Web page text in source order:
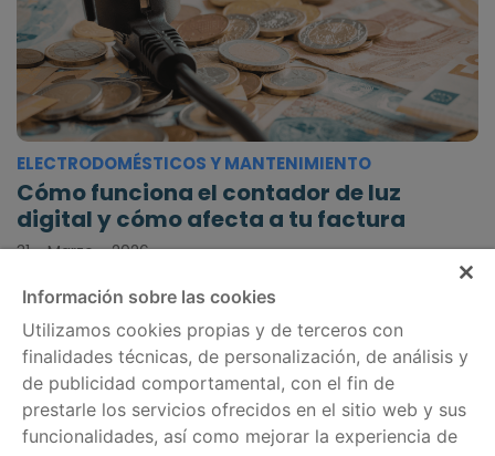
ELECTRODOMÉSTICOS Y MANTENIMIENTO
Cómo funciona el contador de luz
digital y cómo afecta a tu factura
31 - Marzo - 2026
Información legal
Política de cookies
Servicios
Comparador de tarifas
Información sobre las cookies
Utilizamos cookies propias y de terceros con
finalidades técnicas, de personalización, de análisis y
de publicidad comportamental, con el fin de
prestarle los servicios ofrecidos en el sitio web y sus
funcionalidades, así como mejorar la experiencia de